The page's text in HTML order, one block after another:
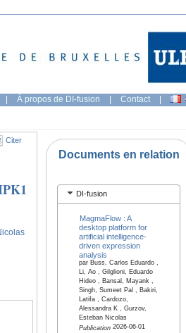
| À propos de DI-fusion | Contact |
Citer
Documents en relation
DI-fusion
MagmaFlow : A
desktop platform for
artificial intelligence‐
driven expression
analysis
par Buss, Carlos Eduardo ,
Li, Ao , Gilglioni, Eduardo
Hideo , Bansal, Mayank ,
Singh, Sumeet Pal , Bakiri,
Latifa , Cardozo,
Alessandra K , Gurzov,
Esteban Nicolas
Publication2026-06-01